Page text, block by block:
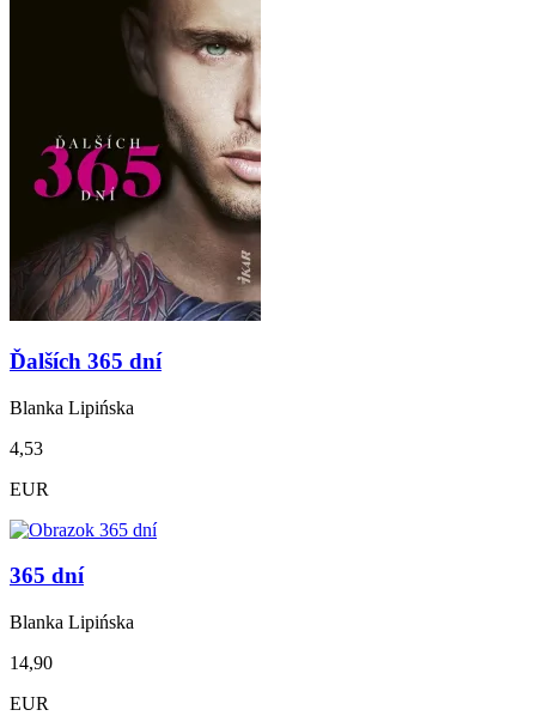
Ďalších 365 dní
Blanka Lipińska
4,53
EUR
365 dní
Blanka Lipińska
14,90
EUR